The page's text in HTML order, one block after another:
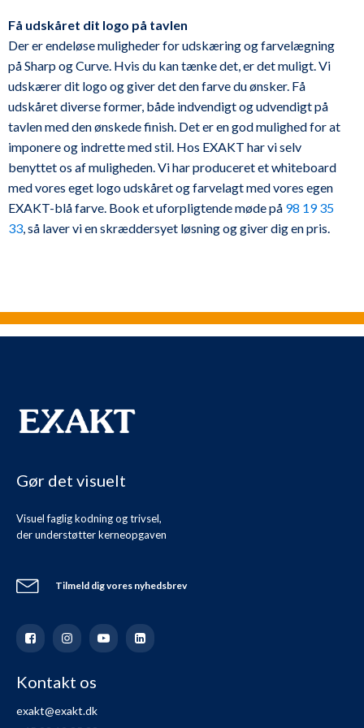
Få udskåret dit logo på tavlen
Der er endeløse muligheder for udskæring og farvelægning
på Sharp og Curve. Hvis du kan tænke det, er det muligt. Vi
udskærer dit logo og giver det den farve du ønsker. Få
udskåret diverse former, både indvendigt og udvendigt på
tavlen med den ønskede finish. Det er en god ­mulighed for at
imponere og indrette med stil. Hos EXAKT har vi selv
benyttet os af muligheden. Vi har produceret et whiteboard
med vores eget logo udskåret og farvelagt med vores egen
EXAKT-blå farve. Book et uforpligtende møde på 98 19 35
33 , så laver vi en skræddersyet løsning og giver dig en pris.
Gør det visuelt
Visuel faglig kodning og trivsel,
der understøtter kerneopgaven
Tilmeld dig vores nyhedsbrev
Kontakt os
exakt@exakt.dk